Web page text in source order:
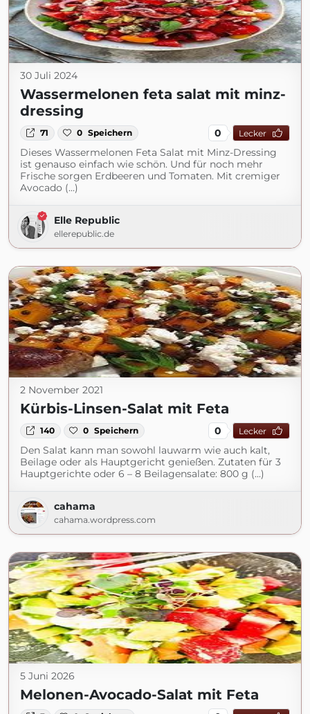
30 Juli 2024
Wassermelonen feta salat mit minz-
dressing
71 0 Speichern 0 Lecker
Dieses Wassermelonen Feta Salat mit Minz-Dressing
ist genauso einfach wie schön. Und für noch mehr
Frische sorgen Erdbeeren und Tomaten. Mit cremiger
Avocado (...)
Elle Republic
ellerepublic.de
2 November 2021
Kürbis-Linsen-Salat mit Feta
140 0 Speichern 0 Lecker
Den Salat kann man sowohl lauwarm wie auch kalt,
Beilage oder als Hauptgericht genießen. Zutaten für 3
Hauptgerichte oder 6 – 8 Beilagensalate: 800 g (...)
cahama
cahama.wordpress.com
5 Juni 2026
Melonen-Avocado-Salat mit Feta